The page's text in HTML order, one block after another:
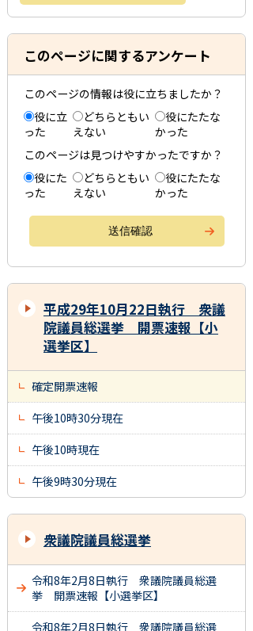
このページに関するアンケート
このページの情報は役に立ちましたか？
役に立
った
どちらともい
えない
役にたたな
かった
このページは見つけやすかったですか？
役にた
った
どちらともい
えない
役にたたな
かった
平成29年10月22日執行 衆議
院議員総選挙 開票速報【小
選挙区】
確定開票速報
午後10時30分現在
午後10時現在
午後9時30分現在
衆議院議員総選挙
令和8年2月8日執行 衆議院議員総選
挙 開票速報【小選挙区】
令和8年2月8日執行 衆議院議員総選